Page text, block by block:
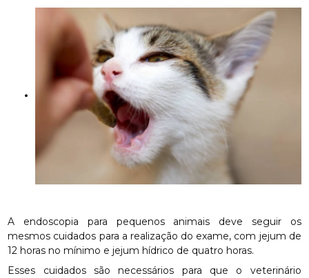
A endoscopia para pequenos animais deve seguir os
mesmos cuidados para a realização do exame, com jejum de
12 horas no mínimo e jejum hídrico de quatro horas.
Esses cuidados são necessários para que o veterinário